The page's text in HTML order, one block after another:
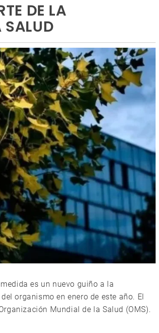
DE LA
SALUD
es un nuevo guiño a la
organismo en enero de este año. El
Mundial de la Salud (OMS).